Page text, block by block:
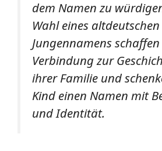
dem Namen zu
Wahl eines altdeutschen
Jungennamens
Verbindung zur
ihrer Familie und
Kind einen Namen mit
und Identität.